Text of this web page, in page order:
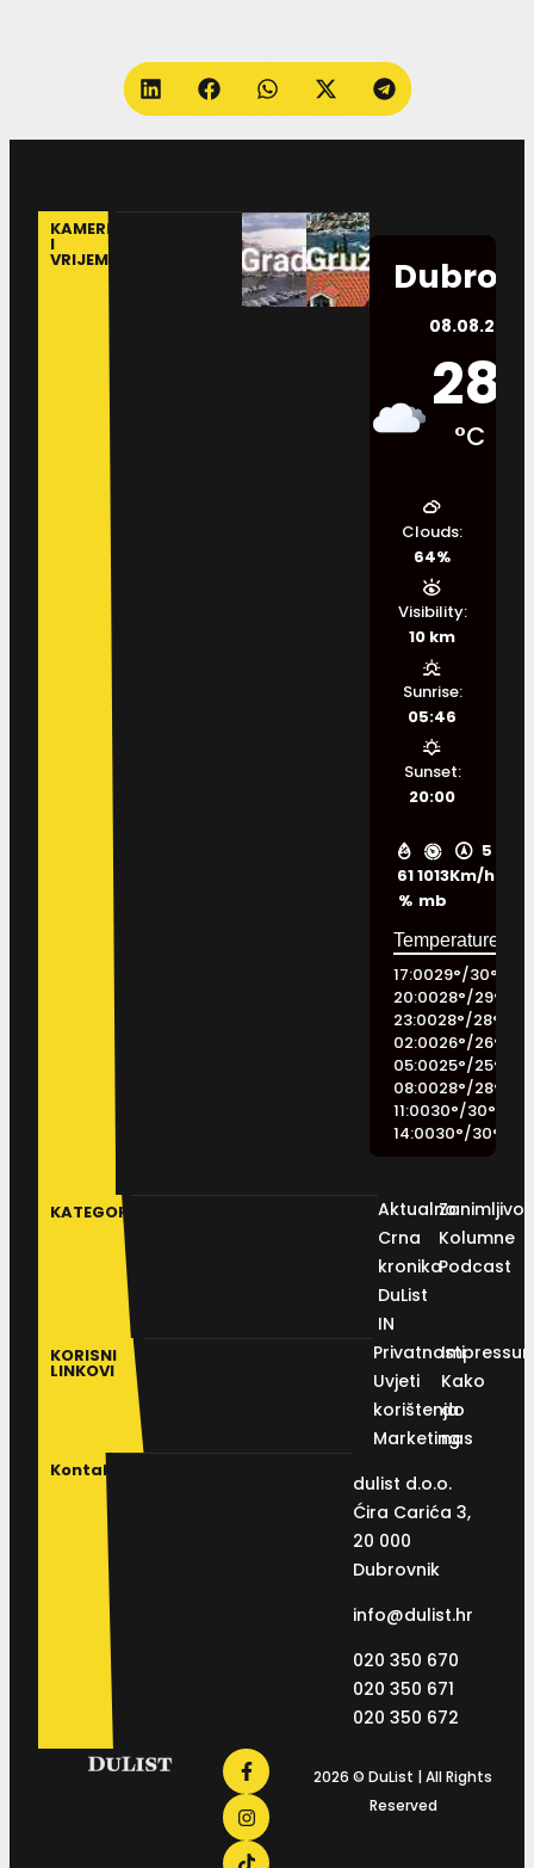
KAMERE
I
VRIJEME
08.08.2026.
28
°C
61
%
1013
mb
5
Km/h
Clouds:
64%
Visibility:
10 km
Sunrise:
05:46
Sunset:
20:00
17:0029°/30°
20:0028°/29°
23:0028°/28°
02:0026°/26°
05:0025°/25°
08:0028°/28°
11:0030°/30°
14:0030°/30°
KATEGORIJE
Aktualno
Crna
kronika
DuList
IN
Kolumne
Podcast
KORISNI
LINKOVI
Privatnosti
Uvjeti
korištenja
Marketing
Kako
do
nas
Kontakt
dulist d.o.o.
Ćira Carića 3,
20 000
Dubrovnik
info@dulist.hr
020 350 670
020 350 671
020 350 672
2026 © DuList | All Rights
Reserved